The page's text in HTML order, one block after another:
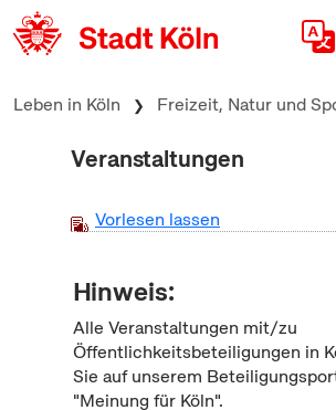
zum Inhalt springen
Leben in Köln Freizeit, Natur und
Veranstaltungen
Vorlesen lassen
Hinweis:
Alle Veranstaltungen mit/zu
Öffentlichkeitsbeteiligungen in
Sie auf unserem
"Meinung für Köln".